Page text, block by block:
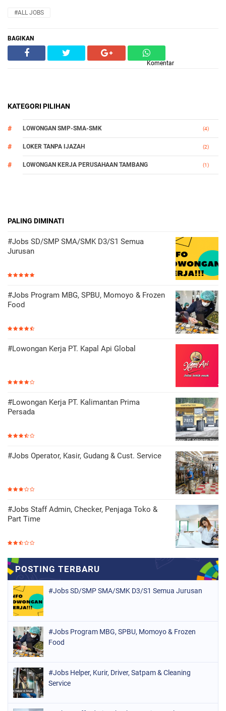
#ALL JOBS
BAGIKAN
Komentar
KATEGORI PILIHAN
LOWONGAN SMP-SMA-SMK (4)
LOKER TANPA IJAZAH (2)
LOWONGAN KERJA PERUSAHAAN TAMBANG (1)
PALING DIMINATI
#Jobs SD/SMP SMA/SMK D3/S1 Semua
Jurusan
#Jobs Program MBG, SPBU, Momoyo & Frozen
Food
#Lowongan Kerja PT. Kapal Api Global
#Lowongan Kerja PT. Kalimantan Prima
Persada
#Jobs Operator, Kasir, Gudang & Cust. Service
#Jobs Staff Admin, Checker, Penjaga Toko &
Part Time
#Jobs SD/SMP SMA/SMK D3/S1 Semua Jurusan
#Jobs Program MBG, SPBU, Momoyo & Frozen
Food
#Jobs Helper, Kurir, Driver, Satpam & Cleaning
Service